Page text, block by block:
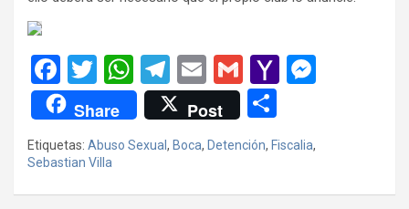
F
a
ce
b
o
T
wi
tt
er
W
h
at
s
A
T
el
e
gr
a
E
m
ail
G
m
ail
Y
o
o
g
Share Post
o
m
p
Etiquetas: Abuso Sexual , Boca, Detención, Fiscalia,
Sebastian Villa